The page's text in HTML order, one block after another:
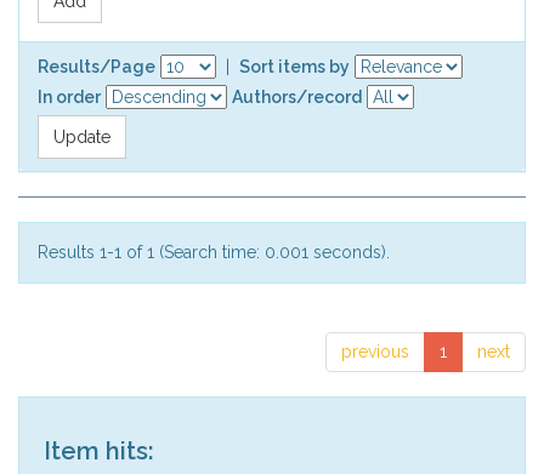
Results/Page
Sort items by
In order
Authors/record
Results 1-1 of 1 (Search time: 0.001 seconds).
previous 1 next
Item hits: